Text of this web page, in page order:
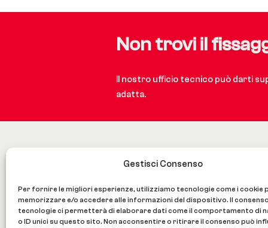
Gestisci Consenso
Per fornire le migliori esperienze, utilizziamo tecnologie come i cookie
memorizzare e/o accedere alle informazioni del dispositivo. Il
tecnologie ci permetterà di elaborare dati come il comportamento di
o ID unici su questo sito. Non acconsentire o ritirare il consenso può
Non trovi il
Il nostro ufficio tecnico può darti
adatta.
FAST.LOC S.p.A. a socio unico
Via Signagatta, 16 – 10044 Pianezza (TO) –